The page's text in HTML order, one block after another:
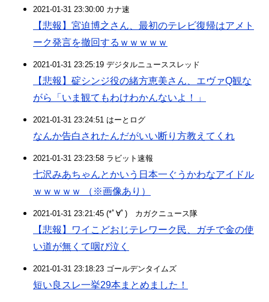
2021-01-31 23:30:00 カナ速
【悲報】宮迫博之さん、最初のテレビ復帰はアメト
ーク発言を撤回するｗｗｗｗｗ
2021-01-31 23:25:19 デジタルニューススレッド
【悲報】碇シンジ役の緒方恵美さん、エヴァQ観な
がら「いま観てもわけわかんないよ！」
2021-01-31 23:24:51 はーとログ
なんか告白されたんだがいい断り方教えてくれ
2021-01-31 23:23:58 ラビット速報
七沢みあちゃんとかいう日本一ぐうかわなアイドル
ｗｗｗｗｗ （※画像あり）
2021-01-31 23:21:45 (*ﾟ∀ﾟ)ゞカガクニュース隊
【悲報】ワイこどおじテレワーク民、ガチで金の使
い道が無くて咽び泣く
2021-01-31 23:18:23 ゴールデンタイムズ
短い良スレ一挙29本まとめました！